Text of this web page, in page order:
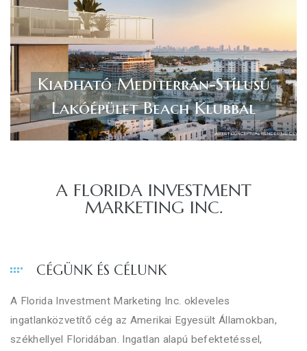
Kiadható Mediterrán-Stílusú
Lakóépület Beach Klubbal
A FLORIDA INVESTMENT
MARKETING INC.
CÉGÜNK ÉS CÉLUNK
A Florida Investment Marketing Inc. okleveles
ingatlanközvetítő cég az Amerikai Egyesült Államokban,
székhellyel Floridában. Ingatlan alapú befektetéssel,